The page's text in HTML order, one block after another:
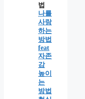
나를
사랑
하는
방법
feat
자존
감
높이
는
방법